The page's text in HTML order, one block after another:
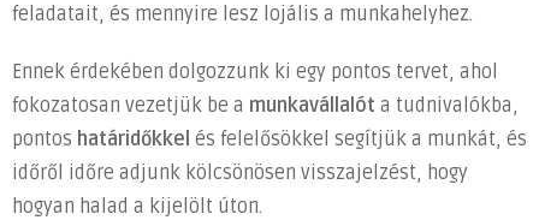
feladatait, és mennyire lesz lojális a munkahelyhez.
Ennek érdekében dolgozzunk ki egy pontos tervet, ahol
fokozatosan vezetjük be a munkavállalót a tudnivalókba,
pontos határidőkkel és felelősökkel segítjük a munkát, és
időről időre adjunk kölcsönösen visszajelzést, hogy
hogyan halad a kijelölt úton.